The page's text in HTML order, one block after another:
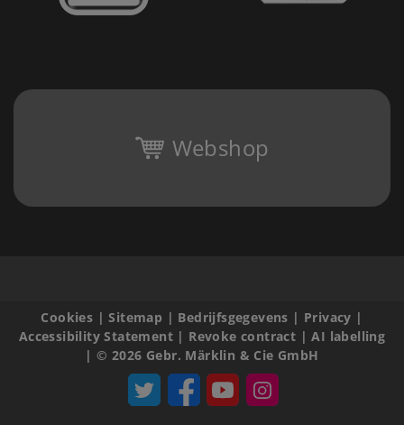
Webshop
Cookies |Sitemap | Bedrijfsgegevens | Privacy |
Accessibility Statement| Revoke contract |AI labelling
|© 2026 Gebr. Märklin & Cie GmbH